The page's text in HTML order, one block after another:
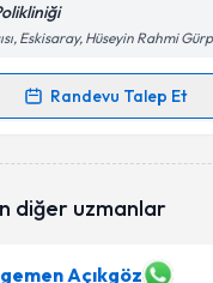
Eskisaray, Hüseyin Rahmi
Randevu Talep Et
Takvimi Talebi
randevu almanız için
diğer uzmanlar
Açıkgöz